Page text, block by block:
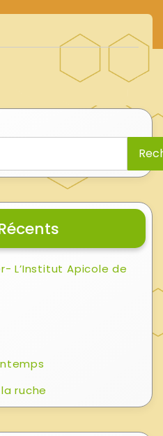
L’Institut Apicole de
ruche